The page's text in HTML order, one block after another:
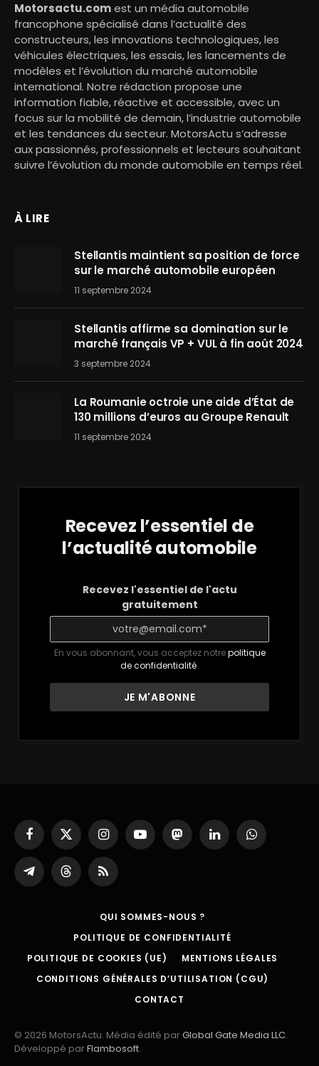
Motorsactu.comest un média automobile
francophone spécialisé dans l’actualité des
constructeurs, les innovations technologiques, les
véhicules électriques, les essais, les lancements de
modèles et l’évolution du marché automobile
international. Notre rédaction propose une
information fiable, réactive et accessible, avec un
focus sur la mobilité de demain, l’industrie automobile
et les tendances du secteur. MotorsActu s’adresse
aux passionnés, professionnels et lecteurs souhaitant
suivre l’évolution du monde automobile en temps réel.
À LIRE
Stellantis maintient sa position de force
sur le marché automobile européen
11 septembre 2024
Stellantis affirme sa domination sur le
marché français VP + VUL à fin août 2024
3 septembre 2024
La Roumanie octroie une aide d’État de
130 millions d’euros au Groupe Renault
11 septembre 2024
Recevez l’essentiel de
l’actualité automobile
Recevez l'essentiel de l'actu
gratuitement
En vous abonnant, vous acceptez notrepolitique
de confidentialité.
Facebook
X
(Twitter)
InstagramYouTubeMastodonLinkedInWhatsApp
Partager
sur
ThreadsRSS
QUI SOMMES-NOUS ?
POLITIQUE DE CONFIDENTIALITÉ
POLITIQUE DE COOKIES (UE)
MENTIONS LÉGALES
CONDITIONS GÉNÉRALES D’UTILISATION (CGU)
CONTACT
© 2026 MotorsActu. Média édité parGlobal Gate Media LLC.
Développé parFlambosoft.